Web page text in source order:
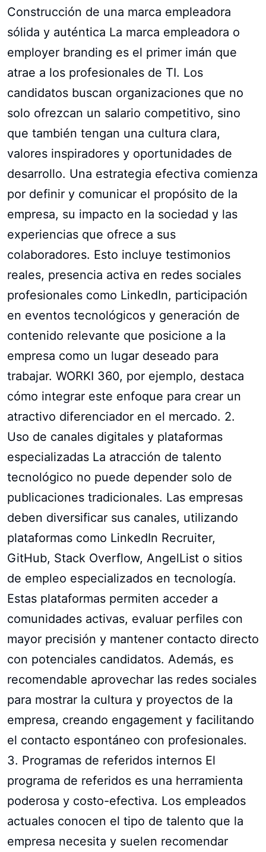
Construcción de una marca empleadora
sólida y auténtica La marca empleadora o
employer branding es el primer imán que
atrae a los profesionales de TI. Los
candidatos buscan organizaciones que no
solo ofrezcan un salario competitivo, sino
que también tengan una cultura clara,
valores inspiradores y oportunidades de
desarrollo. Una estrategia efectiva comienza
por definir y comunicar el propósito de la
empresa, su impacto en la sociedad y las
experiencias que ofrece a sus
colaboradores. Esto incluye testimonios
reales, presencia activa en redes sociales
profesionales como LinkedIn, participación
en eventos tecnológicos y generación de
contenido relevante que posicione a la
empresa como un lugar deseado para
trabajar. WORKI 360, por ejemplo, destaca
cómo integrar este enfoque para crear un
atractivo diferenciador en el mercado. 2.
Uso de canales digitales y plataformas
especializadas La atracción de talento
tecnológico no puede depender solo de
publicaciones tradicionales. Las empresas
deben diversificar sus canales, utilizando
plataformas como LinkedIn Recruiter,
GitHub, Stack Overflow, AngelList o sitios
de empleo especializados en tecnología.
Estas plataformas permiten acceder a
comunidades activas, evaluar perfiles con
mayor precisión y mantener contacto directo
con potenciales candidatos. Además, es
recomendable aprovechar las redes sociales
para mostrar la cultura y proyectos de la
empresa, creando engagement y facilitando
el contacto espontáneo con profesionales.
3. Programas de referidos internos El
programa de referidos es una herramienta
poderosa y costo-efectiva. Los empleados
actuales conocen el tipo de talento que la
empresa necesita y suelen recomendar